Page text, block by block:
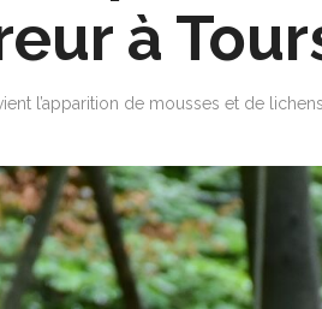
à
l’apparition de mousses et de